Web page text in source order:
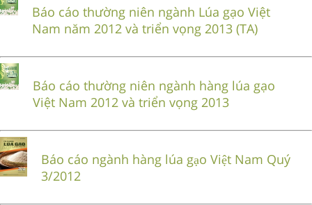
Báo cáo thường niên ngành Lúa gạo Việt
Nam năm 2012 và triển vọng 2013 (TA)
Báo cáo thường niên ngành hàng lúa gạo
Việt Nam 2012 và triển vọng 2013
Báo cáo ngành hàng lúa gạo Việt Nam Quý
3/2012